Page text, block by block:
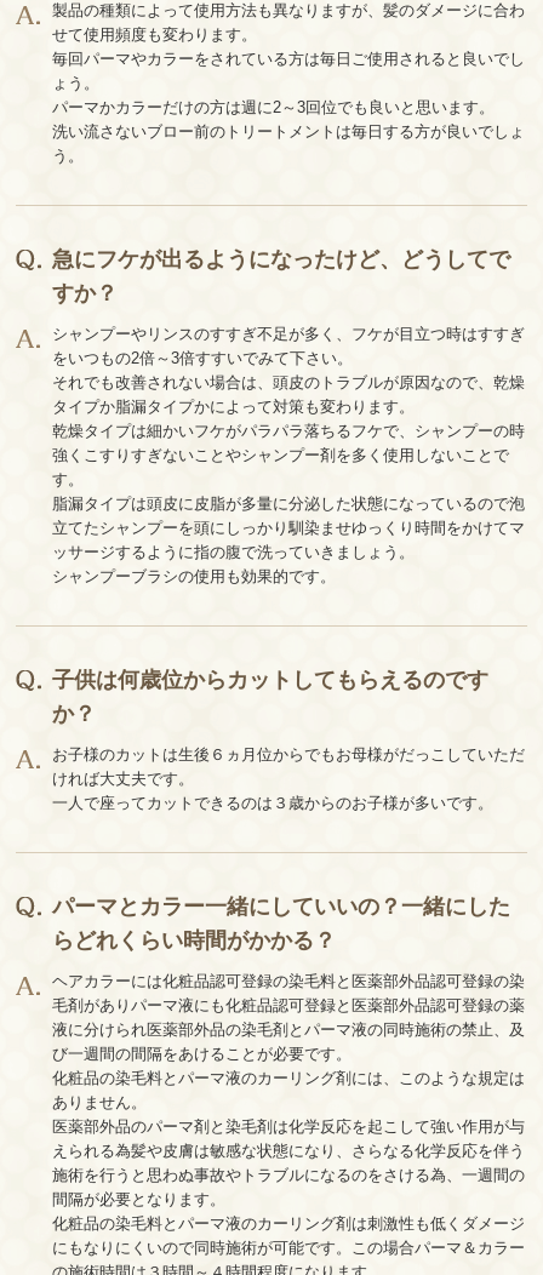
製品の種類によって使用方法も異なりますが、髪のダメージに合わ
せて使用頻度も変わります。
毎回パーマやカラーをされている方は毎日ご使用されると良いでし
ょう。
パーマかカラーだけの方は週に2～3回位でも良いと思います。
洗い流さないブロー前のトリートメントは毎日する方が良いでしょ
う。
急にフケが出るようになったけど、どうしてで
すか？
シャンプーやリンスのすすぎ不足が多く、フケが目立つ時はすすぎ
をいつもの2倍～3倍すすいでみて下さい。
それでも改善されない場合は、頭皮のトラブルが原因なので、乾燥
タイプか脂漏タイプかによって対策も変わります。
乾燥タイプは細かいフケがパラパラ落ちるフケで、シャンプーの時
強くこすりすぎないことやシャンプー剤を多く使用しないことで
す。
脂漏タイプは頭皮に皮脂が多量に分泌した状態になっているので泡
立てたシャンプーを頭にしっかり馴染ませゆっくり時間をかけてマ
ッサージするように指の腹で洗っていきましょう。
シャンプーブラシの使用も効果的です。
子供は何歳位からカットしてもらえるのです
か？
お子様のカットは生後６ヵ月位からでもお母様がだっこしていただ
ければ大丈夫です。
一人で座ってカットできるのは３歳からのお子様が多いです。
パーマとカラー一緒にしていいの？一緒にした
らどれくらい時間がかかる？
ヘアカラーには化粧品認可登録の染毛料と医薬部外品認可登録の染
毛剤がありパーマ液にも化粧品認可登録と医薬部外品認可登録の薬
液に分けられ医薬部外品の染毛剤とパーマ液の同時施術の禁止、及
び一週間の間隔をあけることが必要です。
化粧品の染毛料とパーマ液のカーリング剤には、このような規定は
ありません。
医薬部外品のパーマ剤と染毛剤は化学反応を起こして強い作用が与
えられる為髪や皮膚は敏感な状態になり、さらなる化学反応を伴う
施術を行うと思わぬ事故やトラブルになるのをさける為、一週間の
間隔が必要となります。
化粧品の染毛料とパーマ液のカーリング剤は刺激性も低くダメージ
にもなりにくいので同時施術が可能です。この場合パーマ＆カラー